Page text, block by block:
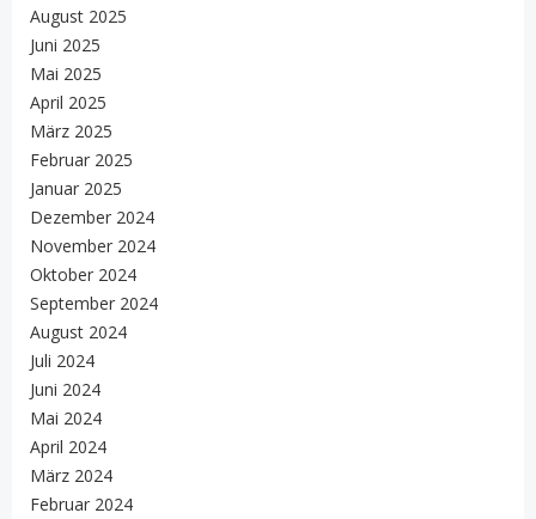
August 2025
Juni 2025
Mai 2025
April 2025
März 2025
Februar 2025
Januar 2025
Dezember 2024
November 2024
Oktober 2024
September 2024
August 2024
Juli 2024
Juni 2024
Mai 2024
April 2024
März 2024
Februar 2024